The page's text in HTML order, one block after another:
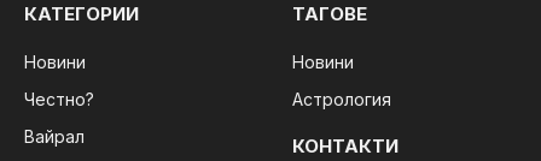
КАТЕГОРИИ
Новини
Честно?
Вайрал
ТАГОВЕ
Новини
Астрология
КОНТАКТИ